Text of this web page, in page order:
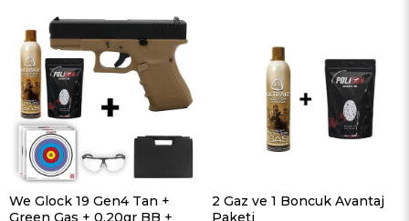
We Glock 19 Gen4 Tan +
Green Gas + 0.20gr BB +
2 Gaz ve 1 Boncuk Avantaj
Paketi